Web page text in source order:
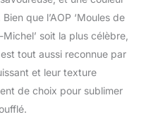
que l’AOP ‘Moules de
soit la plus célèbre,
tout aussi reconnue par
et leur texture
de choix pour sublimer